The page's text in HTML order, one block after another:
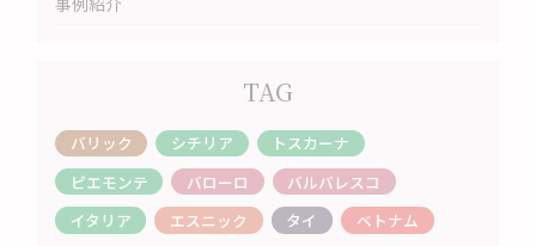
TAG
バリック シチリア
トスカーナ
ピエモンテ
バローロ
バルバレスコ
イタリア
エスニック タイ
ベトナム